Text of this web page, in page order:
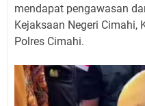
mendapat pengawasan
Kejaksaan Negeri Cimahi,
Polres Cimahi.